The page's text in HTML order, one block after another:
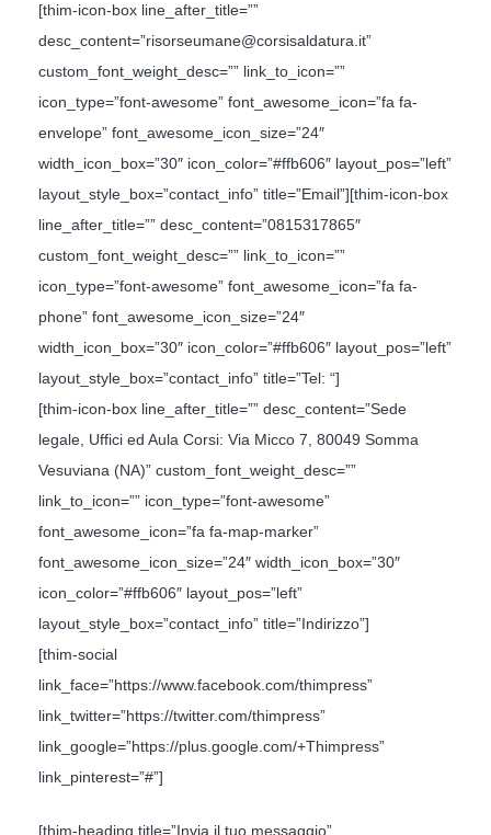
[thim-icon-box line_after_title=””
desc_content=”risorseumane@corsisaldatura.it”
custom_font_weight_desc=”” link_to_icon=””
icon_type=”font-awesome” font_awesome_icon=”fa fa-
envelope” font_awesome_icon_size=”24″
width_icon_box=”30″ icon_color=”#ffb606″ layout_pos=”left”
layout_style_box=”contact_info” title=”Email”][thim-icon-box
line_after_title=”” desc_content=”0815317865″
custom_font_weight_desc=”” link_to_icon=””
icon_type=”font-awesome” font_awesome_icon=”fa fa-
phone” font_awesome_icon_size=”24″
width_icon_box=”30″ icon_color=”#ffb606″ layout_pos=”left”
layout_style_box=”contact_info” title=”Tel: “]
[thim-icon-box line_after_title=”” desc_content=”Sede
legale, Uffici ed Aula Corsi: Via Micco 7, 80049 Somma
Vesuviana (NA)” custom_font_weight_desc=””
link_to_icon=”” icon_type=”font-awesome”
font_awesome_icon=”fa fa-map-marker”
font_awesome_icon_size=”24″ width_icon_box=”30″
icon_color=”#ffb606″ layout_pos=”left”
layout_style_box=”contact_info” title=”Indirizzo”]
[thim-social
link_face=”https://www.facebook.com/thimpress”
link_twitter=”https://twitter.com/thimpress”
link_google=”https://plus.google.com/+Thimpress”
link_pinterest=”#”]
[thim-heading title=”Invia il tuo messaggio”